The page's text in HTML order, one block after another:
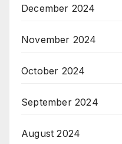
December 2024
November 2024
October 2024
September 2024
August 2024